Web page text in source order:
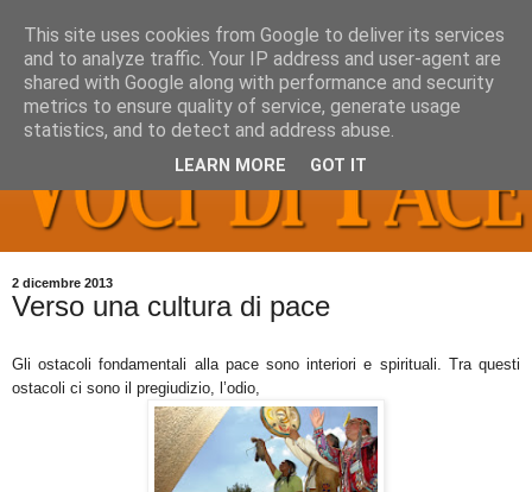
2 dicembre 2013
Verso una cultura di pace
Gli ostacoli fondamentali alla pace sono interiori e spirituali. Tra questi
ostacoli ci sono il pregiudizio, l’odio,
This site uses cookies from Google to deliver its services
and to analyze traffic. Your IP address and user-agent are
shared with Google along with performance and security
metrics to ensure quality of service, generate usage
statistics, and to detect and address abuse.
LEARN MORE GOT IT